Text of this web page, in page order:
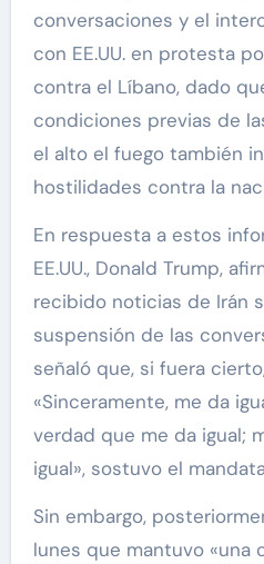
conversaciones y el
con EE.UU. en protesta
contra el Líbano, dado
condiciones previas de
el alto el fuego también
hostilidades contra la
En respuesta a estos
EE.UU., Donald Trump,
recibido noticias de Irán
suspensión de las
señaló que, si fuera
«Sinceramente, me da
verdad que me da igual;
igual», sostuvo el
Sin embargo,
lunes que mantuvo «una